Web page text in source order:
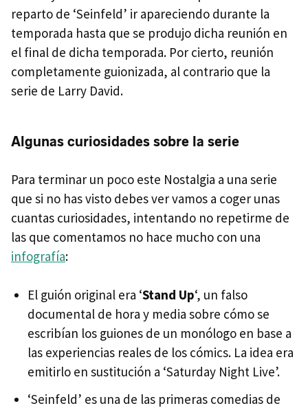
reparto de ‘Seinfeld’ ir apareciendo durante la
temporada hasta que se produjo dicha reunión en
el final de dicha temporada. Por cierto, reunión
completamente guionizada, al contrario que la
serie de Larry David.
Algunas curiosidades sobre la serie
Para terminar un poco este Nostalgia a una serie
que si no has visto debes ver vamos a coger unas
cuantas curiosidades, intentando no repetirme de
las que comentamos no hace mucho con una
infografía:
El guión original era ‘Stand Up‘, un falso
documental de hora y media sobre cómo se
escribían los guiones de un monólogo en base a
las experiencias reales de los cómics. La idea era
emitirlo en sustitución a ‘Saturday Night Live’.
‘Seinfeld’ es una de las primeras comedias de